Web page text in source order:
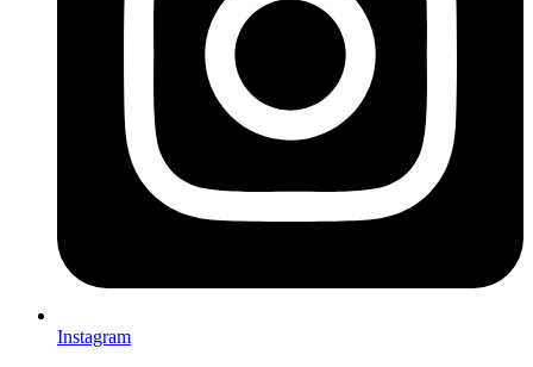
Instagram